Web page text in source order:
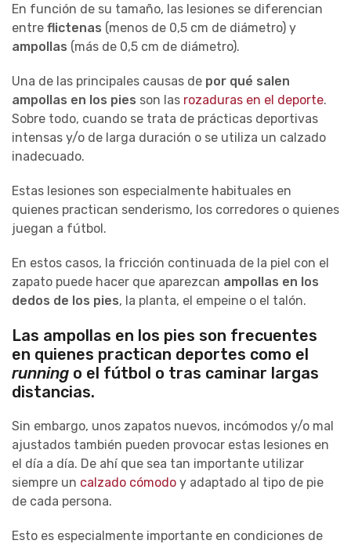
En función de su tamaño, las lesiones se diferencian
entre flictenas (menos de 0,5 cm de diámetro) y
ampollas (más de 0,5 cm de diámetro).
Una de las principales causas de por qué salen
ampollas en los pies son las rozaduras en el deporte.
Sobre todo, cuando se trata de prácticas deportivas
intensas y/o de larga duración o se utiliza un calzado
inadecuado.
Estas lesiones son especialmente habituales en
quienes practican senderismo, los corredores o quienes
juegan a fútbol.
En estos casos, la fricción continuada de la piel con el
zapato puede hacer que aparezcan ampollas en los
dedos de los pies, la planta, el empeine o el talón.
Las ampollas en los pies son frecuentes
en quienes practican deportes como el
running o el fútbol o tras caminar largas
distancias.
Sin embargo, unos zapatos nuevos, incómodos y/o mal
ajustados también pueden provocar estas lesiones en
el día a día. De ahí que sea tan importante utilizar
siempre un calzado cómodo y adaptado al tipo de pie
de cada persona.
Esto es especialmente importante en condiciones de